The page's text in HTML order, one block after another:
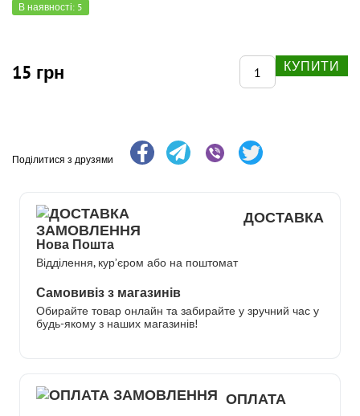
В наявності: 5
15 грн КУПИТИ
Поділитися з друзями
ДОСТАВКА
Нова Пошта
Відділення, кур’єром або на поштомат
Самовивіз з магазинів
Обирайте товар онлайн та забирайте у зручний час у
будь-якому з наших магазинів!
ОПЛАТА